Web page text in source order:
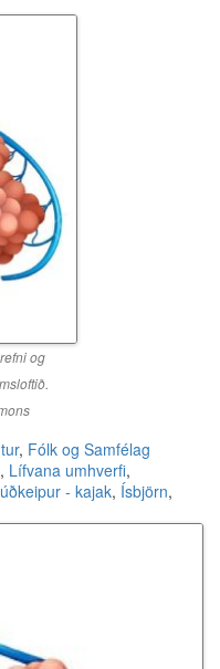
og
, Fólk og Samfélag
, Lífvana umhverfi,
- kajak, Ísbjörn,